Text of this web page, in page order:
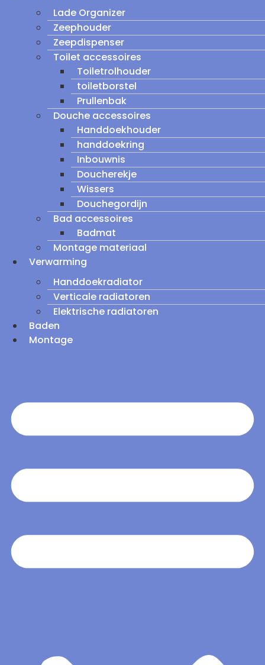
Lade Organizer
Zeephouder
Zeepdispenser
Toilet accessoires
Toiletrolhouder
toiletborstel
Prullenbak
Douche accessoires
Handdoekhouder
handdoekring
Inbouwnis
Doucherekje
Wissers
Douchegordijn
Bad accessoires
Badmat
Montage materiaal
Verwarming
Handdoekradiator
Verticale radiatoren
Elektrische radiatoren
Baden
Montage